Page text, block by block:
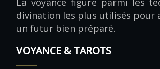
divination les plus utilisés pour
un futur bien préparé.
VOYANCE & TAROTS